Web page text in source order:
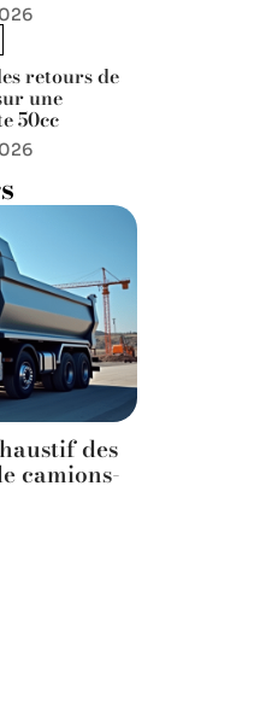
retours de
une
50cc
des
camions-